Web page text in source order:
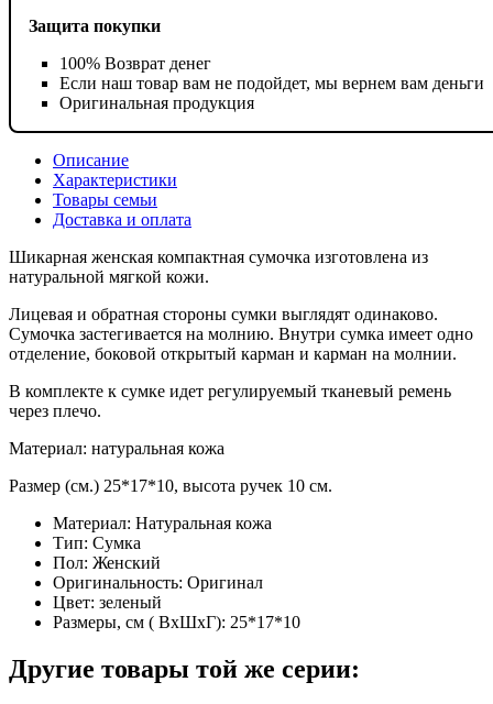
Защита покупки
100% Возврат денег
Если наш товар вам не подойдет, мы вернем вам деньги
Оригинальная продукция
Описание
Характеристики
Товары семьи
Доставка и оплата
Шикарная женская компактная сумочка изготовлена ​​из
натуральной мягкой кожи.
Лицевая и обратная стороны сумки выглядят одинаково.
Сумочка застегивается на молнию. Внутри сумка имеет одно
отделение, боковой открытый карман и карман на молнии.
В комплекте к сумке идет регулируемый тканевый ремень
через плечо.
Материал: натуральная кожа
Размер (см.) 25*17*10, высота ручек 10 см.
Материал: Натуральная кожа
Тип: Сумка
Пол: Женский
Оригинальность: Оригинал
Цвет: зеленый
Размеры, см ( ВхШхГ): 25*17*10
Другие товары той же серии: